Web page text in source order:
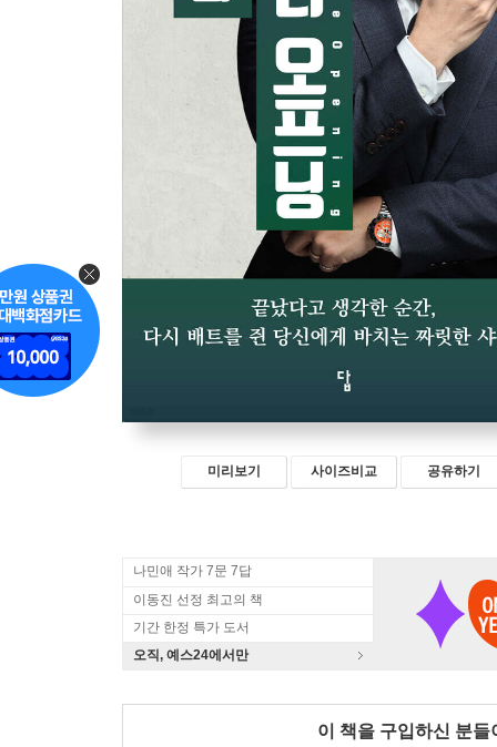
미리보기 사이즈비교 공유하기
나민애 작가 7문 7답
이동진 선정 최고의 책
기간 한정 특가 도서
오직, 예스24에서만
이 책을 구입하신 분